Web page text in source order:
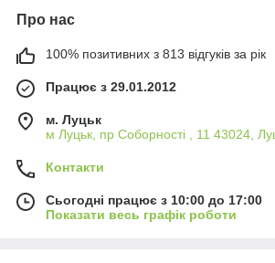
Про нас
100% позитивних з 813 відгуків за рік
Працює з 29.01.2012
м. Луцьк
м Луцьк, пр Соборності , 11 43024,
Контакти
Сьогодні працює з 10:00 до 17:00
Показати весь графік роботи